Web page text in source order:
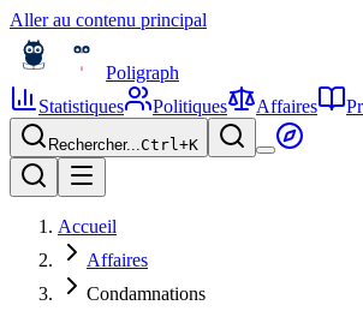
Aller au contenu principal
Poligraph
Statistiques
Politiques Affaires
Rechercher...Ctrl+K
Accueil
Affaires
Condamnations